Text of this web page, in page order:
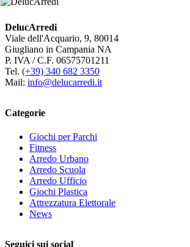
DelucArredi
Viale dell'Acquario, 9, 80014
Giugliano in Campania NA
P. IVA / C.F. 06575701211
Tel. (+39) 340 682 3350
Mail: info@delucarredi.it
Categorie
Giochi per Parchi
Fitness
Arredo Urbano
Arredo Scuola
Arredo Ufficio
Giochi Plastica
Attrezzatura Elettorale
News
Seguici sui social